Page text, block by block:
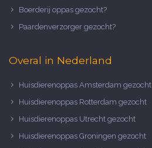
Boerderij oppas gezocht?
Paardenverzorger gezocht?
Overal in Nederland
Huisdierenoppas Amsterdam gezocht
Huisdierenoppas Rotterdam gezocht
Huisdierenoppas Utrecht gezocht
Huisdierenoppas Groningen gezocht